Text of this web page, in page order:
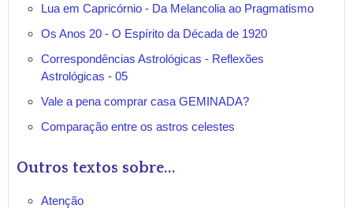
Lua em Capricórnio - Da Melancolia ao Pragmatismo
Os Anos 20 - O Espírito da Década de 1920
Correspondências Astrológicas - Reflexões
Astrológicas - 05
Vale a pena comprar casa GEMINADA?
Comparação entre os astros celestes
Outros textos sobre...
Atenção